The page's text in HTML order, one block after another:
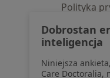
Polityka
Polityka
Jak
Dobrostan
inteligencja
Niniejsza
Care Doctoralia,